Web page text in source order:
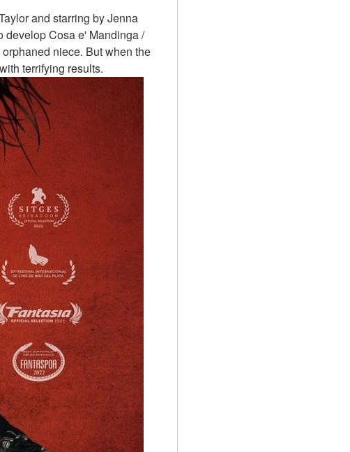
develop Cosa e' Mandinga /
niece. But when the
terrifying results.